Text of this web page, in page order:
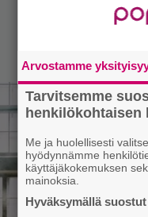
Arvostamme
Tarvitsemme
henkilökohtaisen
Me ja huolellisesti
hyödynnämme
käyttäjäkokemuksen
mainoksia.
Hyväksymällä